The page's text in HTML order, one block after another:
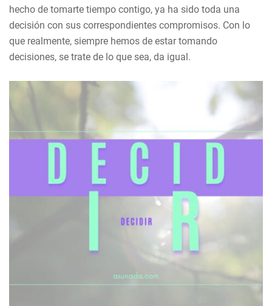
hecho de tomarte tiempo contigo, ya ha sido toda una
decisión con sus correspondientes compromisos. Con lo
que realmente, siempre hemos de estar tomando
decisiones, se trate de lo que sea, da igual.